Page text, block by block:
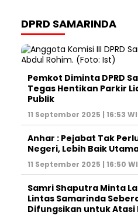
DPRD SAMARINDA
Pemkot Diminta DPRD
Tegas Hentikan Parkir
Publik
11 September 2025 | 16:53
Anhar : Pejabat Tak
Negeri, Lebih Baik
11 September 2025 | 16:50
Samri Shaputra Minta
Lintas Samarinda
Difungsikan untuk Atasi